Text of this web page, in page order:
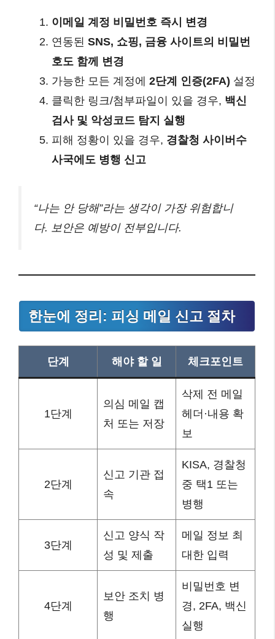
이메일 계정 비밀번호 즉시 변경
연동된 SNS, 쇼핑, 금융 사이트의 비밀번
호도 함께 변경
가능한 모든 계정에 2단계 인증(2FA) 설정
클릭한 링크/첨부파일이 있을 경우, 백신
검사 및 악성코드 탐지 실행
피해 정황이 있을 경우, 경찰청 사이버수
사국에도 병행 신고
“나는 안 당해”라는 생각이 가장 위험합니
다. 보안은 예방이 전부입니다.
한눈에 정리: 피싱 메일 신고 절차
단계 해야 할 일 체크포인트
1단계
의심 메일 캡
처 또는 저장
삭제 전 메일
헤더·내용 확
보
2단계
신고 기관 접
속
KISA, 경찰청
중 택1 또는
병행
3단계
신고 양식 작
성 및 제출
메일 정보 최
대한 입력
4단계
보안 조치 병
행
비밀번호 변
경, 2FA, 백신
실행